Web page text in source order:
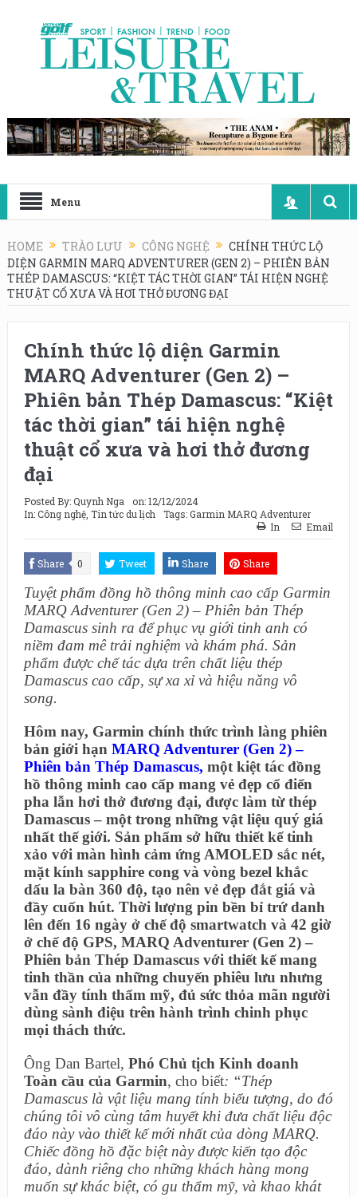
Menu
HOME TRÀO LƯU CÔNG NGHỆ
CHÍNH THỨC LỘ
DIỆN GARMIN MARQ ADVENTURER (GEN 2) – PHIÊN BẢN
THÉP DAMASCUS: “KIỆT TÁC THỜI GIAN” TÁI HIỆN NGHỆ
THUẬT CỔ XƯA VÀ HƠI THỞ ĐƯƠNG ĐẠI
Chính thức lộ diện Garmin
MARQ Adventurer (Gen 2) –
Phiên bản Thép Damascus: “Kiệt
tác thời gian” tái hiện nghệ
thuật cổ xưa và hơi thở đương
đại
Posted By:Quynh Nga on:12/12/2024
In:Công nghệ, Tin tức du lịch Tags:Garmin MARQ Adventurer
In
Email
Share 0 Tweet Share Share
Tuyệt phẩm đồng hồ thông minh cao cấp Garmin
MARQ Adventurer (Gen 2) – Phiên bản Thép
Damascus sinh ra để phục vụ giới tinh anh có
niềm đam mê trải nghiệm và khám phá. Sản
phẩm được chế tác dựa trên chất liệu thép
Damascus cao cấp, sự xa xỉ và hiệu năng vô
song.
Hôm nay, Garmin chính thức trình làng phiên
bản giới hạn MARQ Adventurer (Gen 2) –
Phiên bản Thép Damascus, một kiệt tác đồng
hồ thông minh cao cấp mang vẻ đẹp cổ điển
pha lẫn hơi thở đương đại, được làm từ thép
Damascus – một trong những vật liệu quý giá
nhất thế giới. Sản phẩm sở hữu thiết kế tinh
xảo với màn hình cảm ứng AMOLED sắc nét,
mặt kính sapphire cong và vòng bezel khắc
dấu la bàn 360 độ, tạo nên vẻ đẹp đắt giá và
đầy cuốn hút. Thời lượng pin bền bỉ trứ danh
lên đến 16 ngày ở chế độ smartwatch và 42 giờ
ở chế độ GPS, MARQ Adventurer (Gen 2) –
Phiên bản Thép Damascus với thiết kế mang
tinh thần của những chuyến phiêu lưu nhưng
vẫn đầy tính thẩm mỹ, đủ sức thỏa mãn người
dùng sành điệu trên hành trình chinh phục
mọi thách thức.
Ông Dan Bartel, Phó Chủ tịch Kinh doanh
Toàn cầu của Garmin, cho biết: “Thép
Damascus là vật liệu mang tính biểu tượng, do đó
chúng tôi vô cùng tâm huyết khi đưa chất liệu độc
đáo này vào thiết kế mới nhất của dòng MARQ.
Chiếc đồng hồ đặc biệt này được kiến tạo độc
đáo, dành riêng cho những khách hàng mong
muốn sự khác biệt, có gu thẩm mỹ, và khao khát